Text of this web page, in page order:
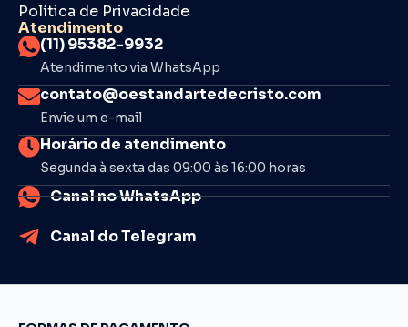
Política de Privacidade
Atendimento
(11) 95382-9932
Atendimento via WhatsApp
contato@oestandartedecristo.com
Envie um e-mail
Horário de atendimento
Segunda à sexta das 09:00 às 16:00 horas
Canal no WhatsApp
Canal do Telegram